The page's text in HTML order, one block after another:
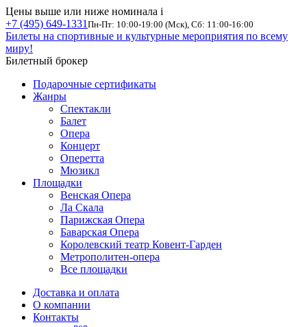
Цены выше или ниже номинала i
+7 (495) 649-1331 Пн-Пт: 10:00-19:00 (Мск), Сб: 11:00-16:00
Билеты на спортивные и культурные мероприятия по всему
миру!
Билетный брокер
Подарочные сертификаты
Жанры
Спектакли
Балет
Опера
Концерт
Оперетта
Мюзикл
Площадки
Венская Опера
Ла Скала
Парижская Опера
Баварская Опера
Королевский театр Ковент-Гарден
Метрополитен-опера
Все площадки
Доставка и оплата
О компании
Контакты